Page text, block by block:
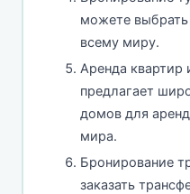
можете выбрать
всему миру.
Аренда квартир
предлагает
домов для
мира.
Бронирование
заказать